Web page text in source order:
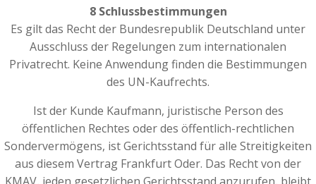
8 Schlussbestimmungen
Es gilt das Recht der Bundesrepublik Deutschland unter
Ausschluss der Regelungen zum internationalen
Privatrecht. Keine Anwendung finden die Bestimmungen
des UN-Kaufrechts.
Ist der Kunde Kaufmann, juristische Person des
öffentlichen Rechtes oder des öffentlich-rechtlichen
Sondervermögens, ist Gerichtsstand für alle Streitigkeiten
aus diesem Vertrag Frankfurt Oder. Das Recht von der